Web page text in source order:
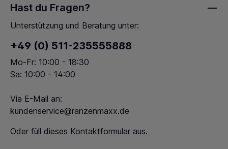
Hast du Fragen?
Unterstützung und Beratung unter:
+49 (0) 511-235555888
Mo-Fr: 10:00 - 18:30
Sa: 10:00 - 14:00
Via E-Mail an:
kundenservice@ranzenmaxx.de
Oder füll dieses Kontaktformular aus.